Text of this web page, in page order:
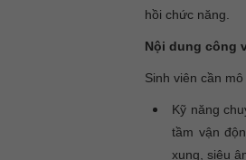
hồi chức năng.
Nội dung công
Sinh viên cần
Kỹ năng
tầm vận
xung, siêu